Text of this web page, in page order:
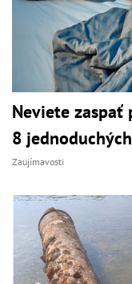
Neviete zaspať
8
Zaujímavosti